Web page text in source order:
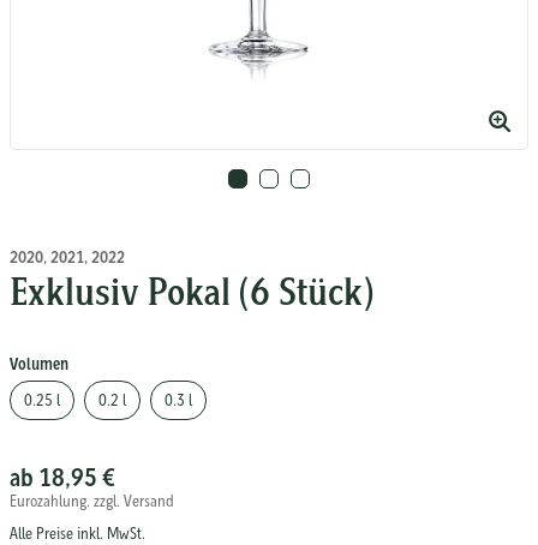
Bild
2020, 2021, 2022
Exklusiv Pokal (6 Stück)
Volumen
0.25 l
0.2 l 0.3 l
ab 18,95 €
Eurozahlung, zzgl. Versand
Alle Preise inkl. MwSt.